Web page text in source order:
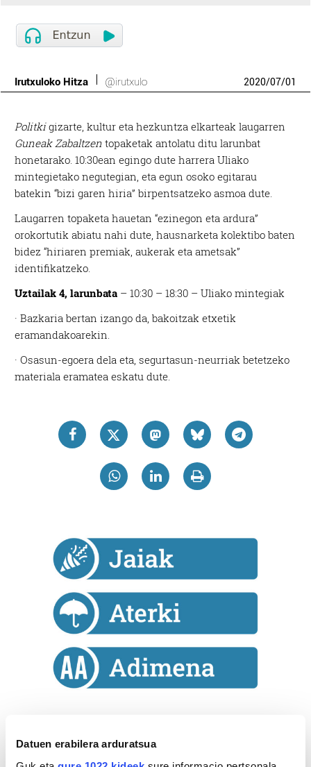
Datuen erabilera arduratsua
Irutxuloko Hitza @irutxulo 2020/07/01
Politkigizarte, kultur eta hezkuntza elkarteak laugarren
Guneak Zabaltzentopaketak antolatu ditu larunbat
honetarako. 10:30ean egingo dute harrera Uliako
mintegietako negutegian, eta egun osoko egitarau
batekin “bizi garen hiria” birpentsatzeko asmoa dute.
Laugarren topaketa hauetan “ezinegon eta ardura”
orokortutik abiatu nahi dute, hausnarketa kolektibo baten
bidez “hiriaren premiak, aukerak eta ametsak”
identifikatzeko.
Uztailak 4, larunbata – 10:30 – 18:30 – Uliako mintegiak
· Bazkaria bertan izango da, bakoitzak etxetik
eramandakoarekin.
· Osasun-egoera dela eta, segurtasun-neurriak betetzeko
materiala eramatea eskatu dute.